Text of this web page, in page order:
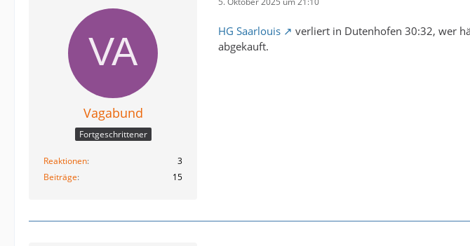
Vagabund
Fortgeschrittener
Reaktionen
3
Beiträge
15
HG Saarlouis
verliert in Dutenhofen 30:32, wer
abgekauft.